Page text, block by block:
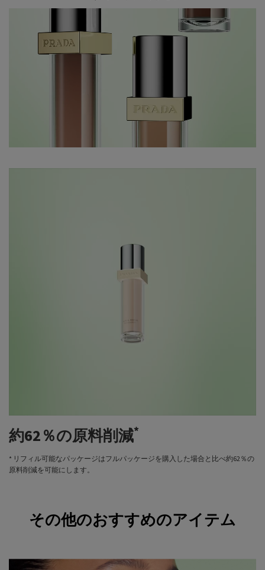
約62％の原料削減*
* リフィル可能なパッケージはフルパッケージを購入した場合と比べ約62％の
原料削減を可能にします。
Complete the lookその他のおすすめのアイテム